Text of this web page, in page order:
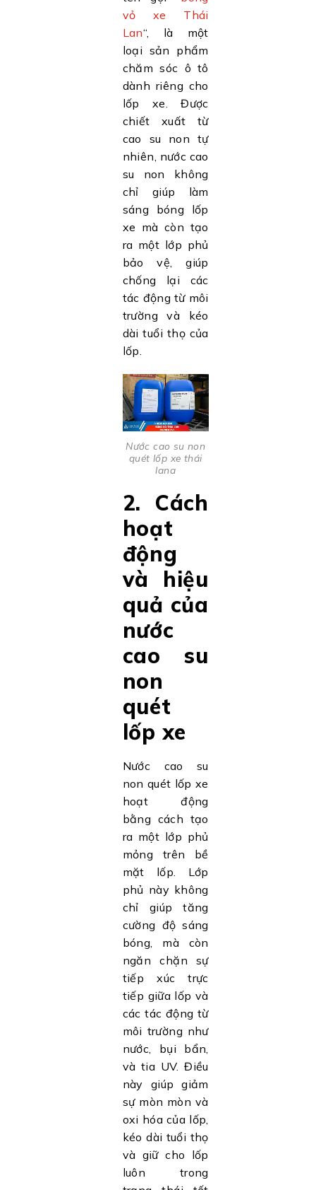
vỏ xe Thái
Lan“, là một
loại sản phẩm
chăm sóc ô tô
dành riêng cho
lốp xe. Được
chiết xuất từ
cao su non tự
nhiên, nước cao
su non không
chỉ giúp làm
sáng bóng lốp
xe mà còn tạo
ra một lớp phủ
bảo vệ, giúp
chống lại các
tác động từ môi
trường và kéo
dài tuổi thọ của
lốp.
Nước cao su non
quét lốp xe thái
lana
2. Cách
hoạt
động
và hiệu
quả của
nước
cao su
non
quét
lốp xe
Nước cao su
non quét lốp xe
hoạt động
bằng cách tạo
ra một lớp phủ
mỏng trên bề
mặt lốp. Lớp
phủ này không
chỉ giúp tăng
cường độ sáng
bóng, mà còn
ngăn chặn sự
tiếp xúc trực
tiếp giữa lốp và
các tác động từ
môi trường như
nước, bụi bẩn,
và tia UV. Điều
này giúp giảm
sự mòn mòn và
oxi hóa của lốp,
kéo dài tuổi thọ
và giữ cho lốp
luôn trong